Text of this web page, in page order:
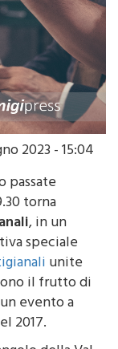
2023 - 15:04
passate
torna
, in un
speciale
unite
il frutto di
un evento a
2017.